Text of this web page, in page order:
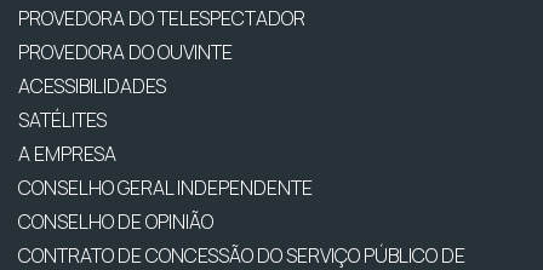
PROVEDORA DO TELESPECTADOR
PROVEDORA DO OUVINTE
ACESSIBILIDADES
SATÉLITES
A EMPRESA
CONSELHO GERAL INDEPENDENTE
CONSELHO DE OPINIÃO
CONTRATO DE CONCESSÃO DO SERVIÇO PÚBLICO DE